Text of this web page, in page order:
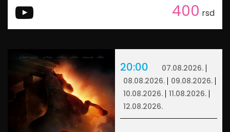
400 rsd
20:00
07.08.2026.
08.08.2026.
09.08.2026.
10.08.2026.
11.08.2026.
12.08.2026.